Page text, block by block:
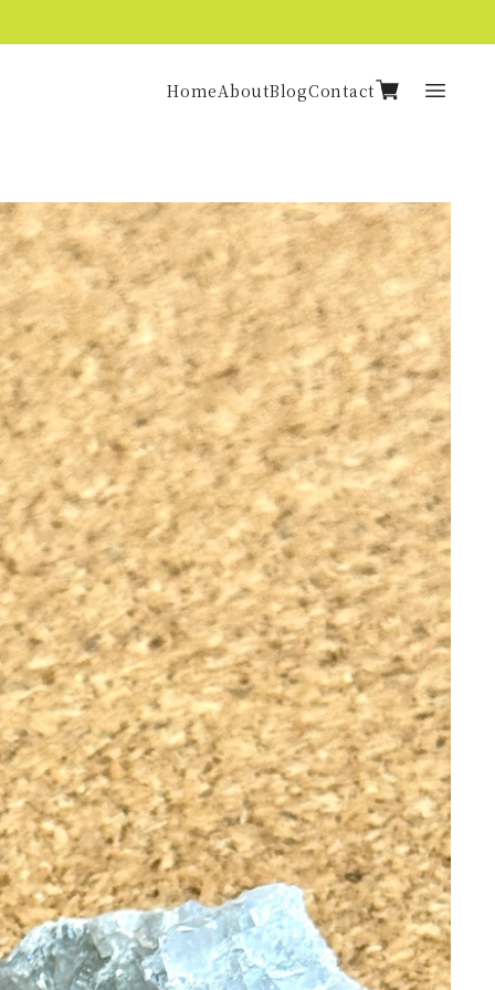
HomeAboutBlogContact